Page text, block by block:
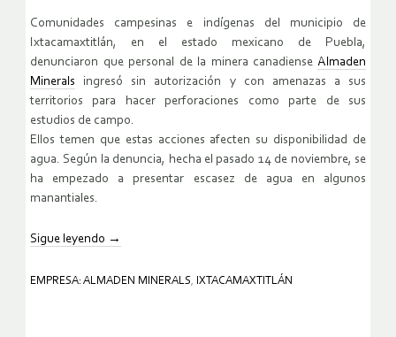
Comunidades campesinas e indígenas del municipio de
Ixtacamaxtitlán, en el estado mexicano de Puebla,
denunciaron que personal de la minera canadiense Almaden
Minerals ingresó sin autorización y con amenazas a sus
territorios para hacer perforaciones como parte de sus
estudios de campo.
Ellos temen que estas acciones afecten su disponibilidad de
agua. Según la denuncia, hecha el pasado 14 de noviembre, se
ha empezado a presentar escasez de agua en algunos
manantiales.
Sigue leyendo →
EMPRESA: ALMADEN MINERALS, IXTACAMAXTITLÁN